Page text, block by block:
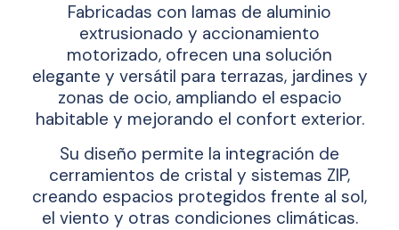
Fabricadas con lamas de aluminio
extrusionado y accionamiento
motorizado, ofrecen una solución
elegante y versátil para terrazas, jardines y
zonas de ocio, ampliando el espacio
habitable y mejorando el confort exterior.
Su diseño permite la integración de
cerramientos de cristal y sistemas ZIP,
creando espacios protegidos frente al sol,
el viento y otras condiciones climáticas.